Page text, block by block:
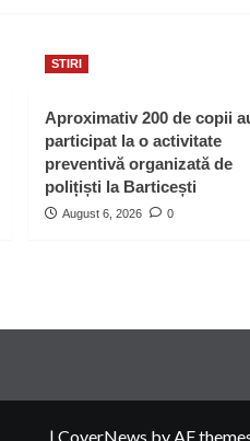
STIRI
Aproximativ 200 de copii
participat la o activitate
preventivă organizată de
polițiști la Barticești
August 6, 2026 0
| CoverNews by AF